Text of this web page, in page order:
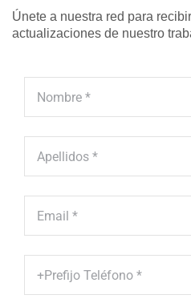
Únete a nuestra red para
actualizaciones de nuestro